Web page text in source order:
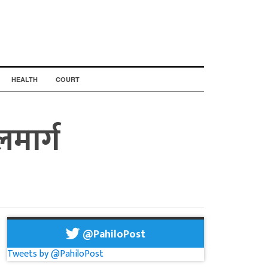
HEALTH COURT
@PahiloPost
Tweets by @PahiloPost